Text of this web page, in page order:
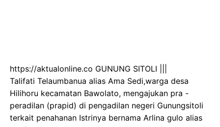
https://aktualonline.co GUNUNG SITOLI |||
Talifati Telaumbanua alias Ama Sedi,warga desa
Hilihoru kecamatan Bawolato, mengajukan pra -
peradilan (prapid) di pengadilan negeri Gunungsitoli
terkait penahanan Istrinya bernama Arlina gulo alias